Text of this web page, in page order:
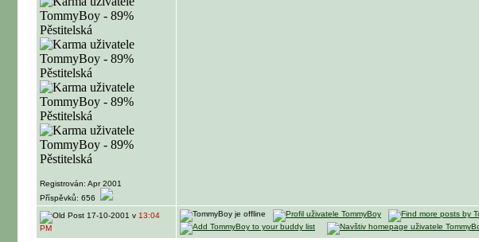
Registrován: Apr 2001
Příspěvků: 656
17-10-2001 v 13:04
PM